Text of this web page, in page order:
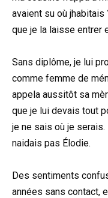
avaient su où jhabitais
que je la laisse entrer
Sans diplôme, je lui
comme femme de
appela aussitôt sa
que je lui devais tout
je ne sais où je
naidais pas Élodie.
Des sentiments
années sans contact,